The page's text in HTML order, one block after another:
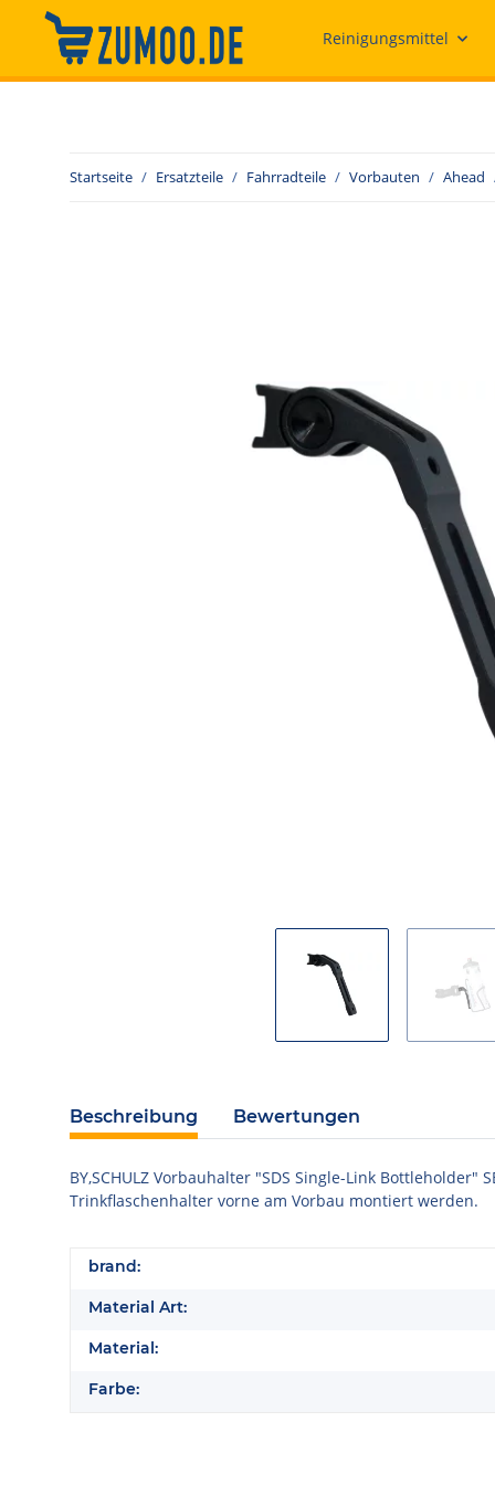
Reinigungsmittel
Startseite Ersatzteile Fahrradteile Vorbauten Ahead
Beschreibung Bewertungen
BY,SCHULZ Vorbauhalter "SDS Single-Link
Trinkflaschenhalter vorne am Vorbau montiert werden.
brand:
Material Art:
Material:
Farbe: